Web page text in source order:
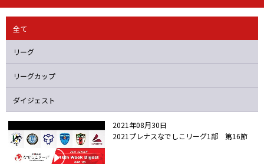
ニッパツ
ニッパツ 名古屋
石人の星
静岡 愛媛Ｌ
全て
リーグ
リーグカップ
ダイジェスト
2021年08月30日
2021プレナスなでしこリーグ1部 第16節